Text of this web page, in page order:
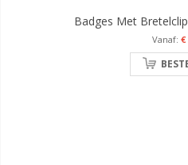
Badges Met
€